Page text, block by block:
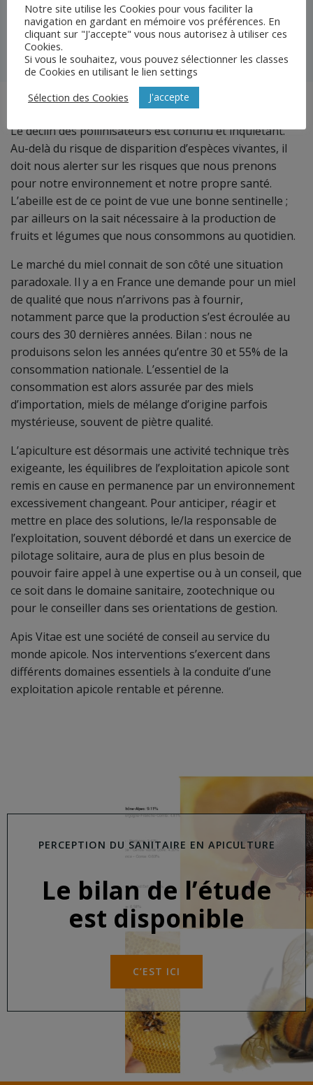
de commercialisation, plans de sélection, amélioration de vos
procédures et pratiques sanitaires
Le déclin des pollinisateurs est continu et inquiétant.
Au-delà du risque de disparition d’espèces vivantes, il
doit nous alerter sur les risques que nous prenons
pour notre environnement et notre propre santé.
L’abeille est de ce point de vue une bonne sentinelle ;
par ailleurs on la sait nécessaire à la production de
fruits et légumes que nous consommons au quotidien.
Le marché du miel connait de son côté une situation
paradoxale. Il y a en France une demande pour un miel
de qualité que nous n’arrivons pas à fournir,
notamment parce que la production s’est écroulée au
cours des 30 dernières années. Bilan : nous ne
produisons selon les années qu’entre 30 et 55% de la
consommation nationale. L’essentiel de la
consommation est alors assurée par des miels
d’importation, miels de mélange d’origine parfois
mystérieuse, souvent de piètre qualité.
L’apiculture est désormais une activité technique très
exigeante, les équilibres de l’exploitation apicole sont
remis en cause en permanence par un environnement
excessivement changeant. Pour anticiper, réagir et
mettre en place des solutions, le/la responsable de
l’exploitation, souvent débordé et dans un exercice de
pilotage solitaire, aura de plus en plus besoin de
pouvoir faire appel à une expertise ou à un conseil, que
ce soit dans le domaine sanitaire, zootechnique ou
pour le conseiller dans ses orientations de gestion.
Apis Vitae est une société de conseil au service du
monde apicole. Nos interventions s’exercent dans
différents domaines essentiels à la conduite d’une
exploitation apicole rentable et pérenne.
PERCEPTION DU SANITAIRE EN APICULTURE
Le bilan de l’étude
est disponible
C’EST ICI
Notre site utilise les Cookies pour vous faciliter la
navigation en gardant en mémoire vos préférences. En
cliquant sur "J'accepte" vous nous autorisez à utiliser ces
Cookies.
Si vous le souhaitez, vous pouvez sélectionner les classes
de Cookies en utilisant le lien settings
Sélection des Cookies
J'accepte